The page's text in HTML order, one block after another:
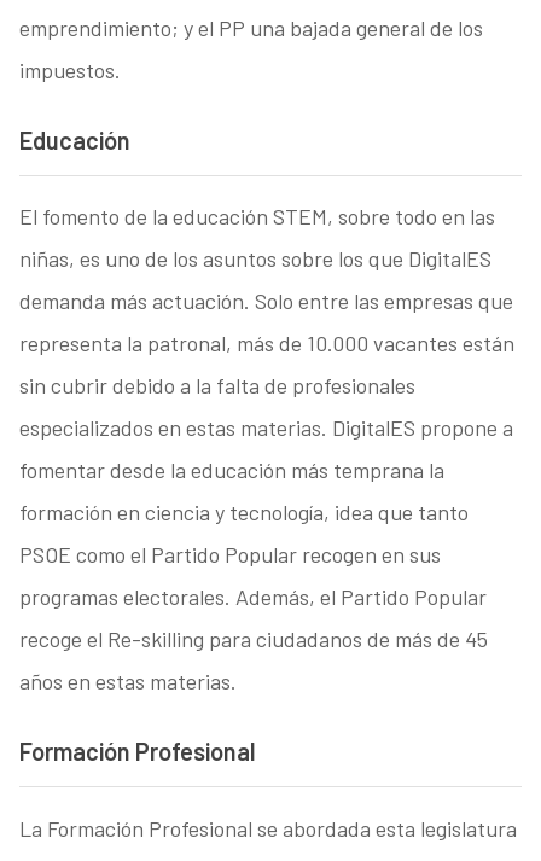
emprendimiento; y el PP una bajada general de los
impuestos.
Educación
El fomento de la educación STEM, sobre todo en las
niñas, es uno de los asuntos sobre los que DigitalES
demanda más actuación. Solo entre las empresas que
representa la patronal, más de 10.000 vacantes están
sin cubrir debido a la falta de profesionales
especializados en estas materias. DigitalES propone a
fomentar desde la educación más temprana la
formación en ciencia y tecnología, idea que tanto
PSOE como el Partido Popular recogen en sus
programas electorales. Además, el Partido Popular
recoge el Re-skilling para ciudadanos de más de 45
años en estas materias.
Formación Profesional
La Formación Profesional se abordada esta legislatura